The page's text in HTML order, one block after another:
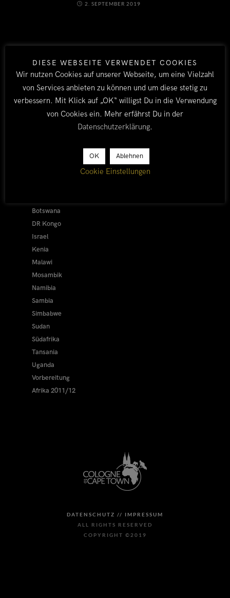
2. SEPTEMBER 2019
LÄNDER
Botswana
DR Kongo
Israel
Kenia
Malawi
Mosambik
Namibia
Sambia
Simbabwe
Sudan
Südafrika
Tansania
Uganda
Vorbereitung
Afrika 2011/12
DATENSCHUTZ // IMPRESSUM
ALL RIGHTS RESERVED
COPYRIGHT ©2019
DIESE WEBSEITE VERWENDET COOKIES
Wir nutzen Cookies auf unserer Webseite, um eine Vielzahl
von Services anbieten zu können und um diese stetig zu
verbessern. Mit Klick auf „OK“ willigst Du in die Verwendung
von Cookies ein. Mehr erfährst Du in der
Datenschutzerklärung.
OK Ablehnen
Cookie Einstellungen